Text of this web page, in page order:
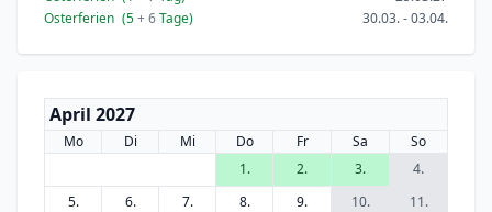
Osterferien (5+ 6Tage) 30.03. - 03.04.
April 2027
Mo Di Mi Do Fr Sa
So
1.
2. 3.
4.
5.
6. 7. 8. 9. 10.
11.